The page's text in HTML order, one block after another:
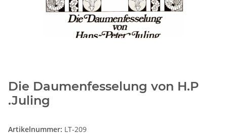
Die Daumenfesselung von H.P
.Juling
Artikelnummer: LT-209